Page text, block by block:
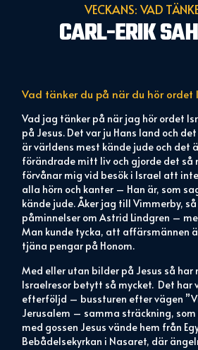
VECKANS: VAD
CARL-ERIK
Vad tänker du på när du hör ordet
Vad jag tänker på när jag hör ordet
på Jesus. Det var ju Hans land och
är världens mest kände jude och det
förändrade mitt liv och gjorde det så
förvånar mig vid besök i Israel att
alla hörn och kanter – Han är, som
kände jude. Åker jag till Vimmerby,
påminnelser om Astrid Lindgren –
Man kunde tycka, att affärsmännen
tjäna pengar på Honom.
Med eller utan bilder på Jesus så
Israelresor betytt så mycket. Det har
efterföljd – bussturen efter vägen
Jerusalem – samma sträckning,
med gossen Jesus vände hem från
Bebådelsekyrkan i Nasaret, där